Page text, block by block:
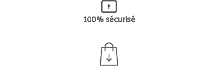
100% sécurisé